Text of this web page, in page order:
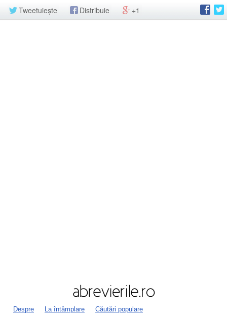
Tweetuiește Distribuie +1
Despre La întâmplare Căutări populare